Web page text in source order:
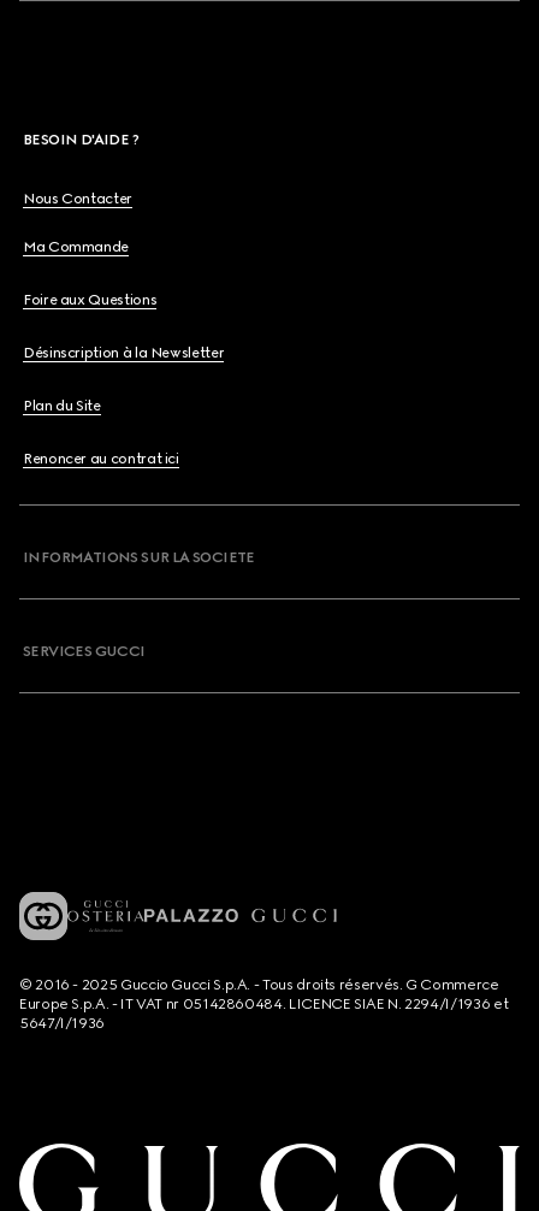
BESOIN D'AIDE ?
Nous Contacter
Ma Commande
Foire aux Questions
Désinscription à la Newsletter
Plan du Site
Renoncer au contrat ici
INFORMATIONS SUR LA SOCIETE
SERVICES GUCCI
© 2016 - 2025 Guccio Gucci S.p.A. - Tous droits réservés. G Commerce
Europe S.p.A. - IT VAT nr 05142860484. LICENCE SIAE N. 2294/I/1936 et
5647/I/1936